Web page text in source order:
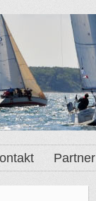
Partner